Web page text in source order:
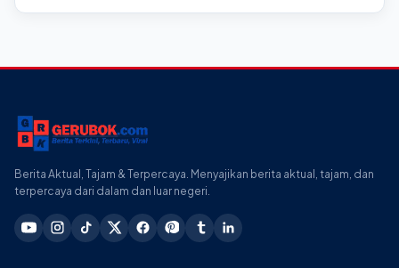
Berita Aktual, Tajam & Terpercaya. Menyajikan berita aktual, tajam, dan
terpercaya dari dalam dan luar negeri.